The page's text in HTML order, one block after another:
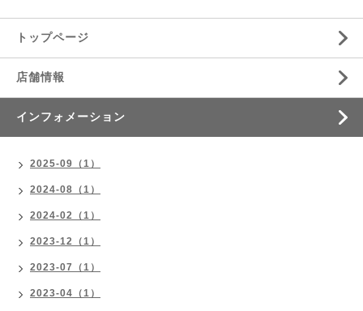
トップページ
店舗情報
インフォメーション
2025-09（1）
2024-08（1）
2024-02（1）
2023-12（1）
2023-07（1）
2023-04（1）